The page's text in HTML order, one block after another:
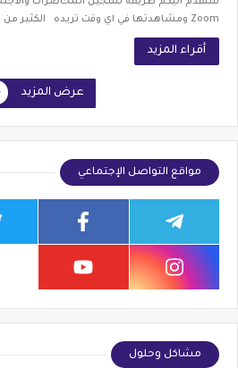
Zoom ومشاهدتها في اي وقت تريده الكثير من الطلبة تقام لهم الع...
أقراء المزيد
عرض المزيد
مواقع التواصل الإجتماعي
مشاكل وحلول